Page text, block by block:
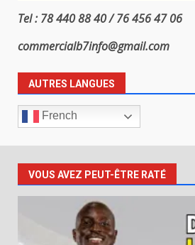
Tel : 78 440 88 40 / 76 456 47 06
commercialb7info@gmail.com
AUTRES LANGUES
French
VOUS AVEZ PEUT-ÊTRE RATÉ